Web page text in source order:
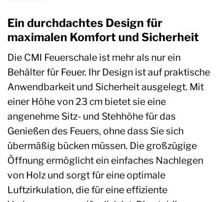
Ein durchdachtes Design für
maximalen Komfort und Sicherheit
Die CMI Feuerschale ist mehr als nur ein
Behälter für Feuer. Ihr Design ist auf praktische
Anwendbarkeit und Sicherheit ausgelegt. Mit
einer Höhe von 23 cm bietet sie eine
angenehme Sitz- und Stehhöhe für das
Genießen des Feuers, ohne dass Sie sich
übermäßig bücken müssen. Die großzügige
Öffnung ermöglicht ein einfaches Nachlegen
von Holz und sorgt für eine optimale
Luftzirkulation, die für eine effiziente